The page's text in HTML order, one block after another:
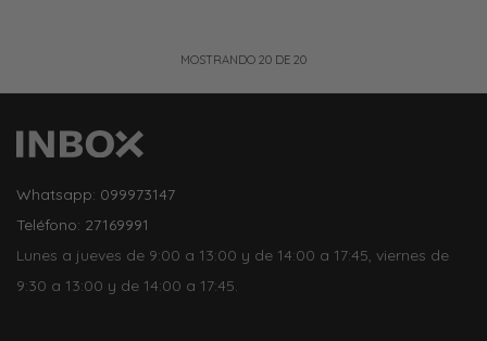
MOSTRANDO 20 DE 20
Whatsapp: 099973147
Teléfono: 27169991
Lunes a jueves de 9:00 a 13:00 y de 14:00 a 17:45, viernes de
9:30 a 13:00 y de 14:00 a 17:45.